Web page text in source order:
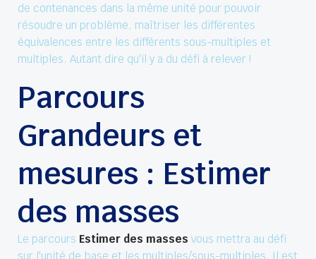
de contenances dans la même unité pour pouvoir
résoudre un problème, maîtriser les différentes
équivalences entre les différents sous-multiples et
multiples. Autant dire qu'il y a du défi à relever !
Parcours
Grandeurs et
mesures : Estimer
des masses
Le parcours Estimer des masses vous mettra au défi
sur l'unité de base et les multiples/sous-multiples. Il est